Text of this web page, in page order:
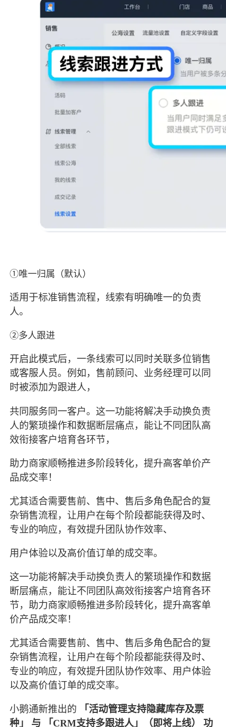
①唯一归属（默认）
适用于标准销售流程，线索有明确唯一的负责
人。
②多人跟进
开启此模式后，一条线索可以同时关联多位销售
或客服人员。例如，售前顾问、业务经理可以同
时被添加为跟进人，
共同服务同一客户。这一功能将解决手动换负责
人的繁琐操作和数据断层痛点，能让不同团队高
效衔接客户培育各环节，
助力商家顺畅推进多阶段转化，提升高客单价产
品成交率！
尤其适合需要售前、售中、售后多角色配合的复
杂销售流程，让用户在每个阶段都能获得及时、
专业的响应，有效提升团队协作效率、
用户体验以及高价值订单的成交率。
这一功能将解决手动换负责人的繁琐操作和数据
断层痛点，能让不同团队高效衔接客户培育各环
节，助力商家顺畅推进多阶段转化，提升高客单
价产品成交率！
尤其适合需要售前、售中、售后多角色配合的复
杂销售流程，让用户在每个阶段都能获得及时、
专业的响应，有效提升团队协作效率、用户体验
以及高价值订单的成交率。
小鹅通新推出的
「活动管理支持隐藏库存及票
种」 与 「CRM支持多跟进人」（即将上线） 功